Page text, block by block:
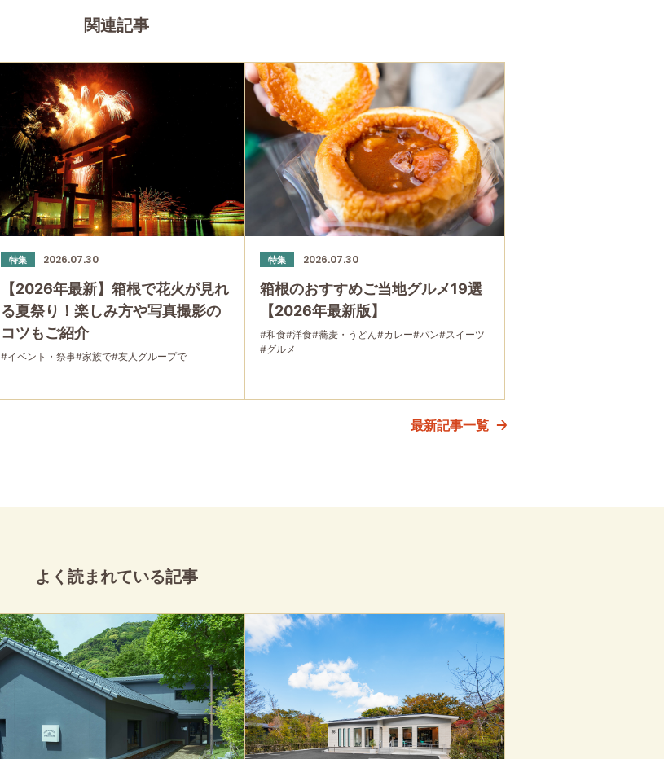
関連記事
特集 2026.07.30
【2026年最新】箱根で花火が見れ
る夏祭り！楽しみ方や写真撮影の
コツもご紹介
#イベント・祭事#家族で#友人グループで
特集 2026.07.30
箱根のおすすめご当地グルメ19選
【2026年最新版】
#和食#洋食#蕎麦・うどん#カレー#パン#スイーツ
#グルメ
最新記事一覧
よく読まれている記事